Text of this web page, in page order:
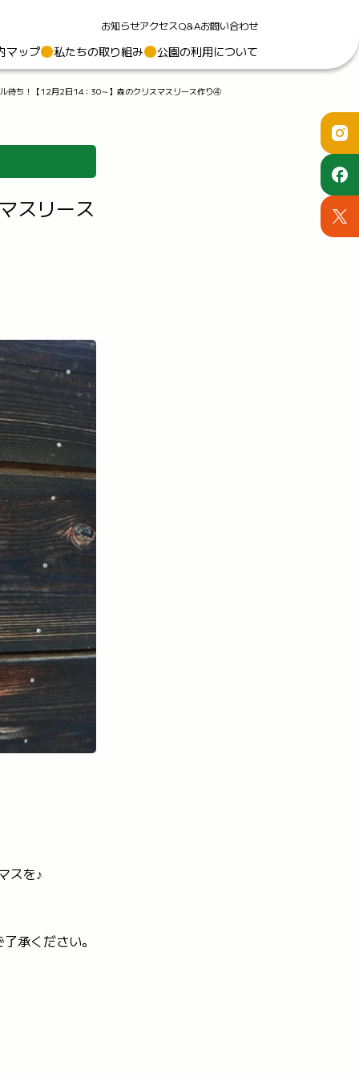
お知らせアクセスQ&Aお問い合わせ
マップ 私たちの取り組み 公園の利用について
待ち！【12月2日14：30～】森のクリスマスリース作り④
スリース
スを♪
承ください。